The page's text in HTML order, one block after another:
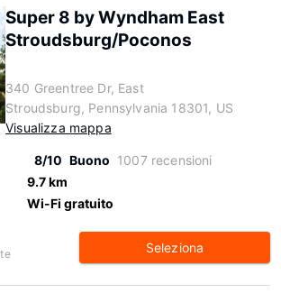
Super 8 by Wyndham East
Stroudsburg/Poconos
340 Greentree Dr, East
Stroudsburg, Pennsylvania 18301, US
Visualizza mappa
8/10 Buono 1007 recensioni
9.7 km
Wi-Fi gratuito
Seleziona